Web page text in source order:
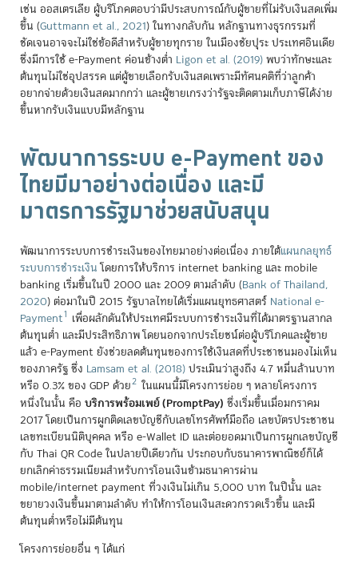
เช่น ออสเตรเลีย ผู้บริโภคตอบว่ามีประสบการณ์กับผู้ขายที่ไม่รับเงินสดเพิ่ม
ขึ้น (Guttmann et al., 2021)ในทางกลับกัน หลักฐานทางธุรกรรมที่
ชัดเจนอาจจะไม่ใช่ข้อดีสำหรับผู้ขายทุกราย ในเมืองชัยปุระ ประเทศอินเดีย
ซึ่งมีการใช้ e-Payment ค่อนข้างต่ำ Ligon et al. (2019)พบว่าทักษะและ
ต้นทุนไม่ใช่อุปสรรค แต่ผู้ขายเลือกรับเงินสดเพราะมีทัศนคติที่ว่าลูกค้า
อยากจ่ายด้วยเงินสดมากกว่า และผู้ขายเกรงว่ารัฐจะติดตามเก็บภาษีได้ง่าย
ขึ้นหากรับเงินแบบมีหลักฐาน
พัฒนาการระบบ e-Payment ของ
ไทยมีมาอย่างต่อเนื่อง และมี
มาตรการรัฐมาช่วยสนับสนุน
พัฒนาการระบบการชำระเงินของไทยมาอย่างต่อเนื่อง ภายใต้แผนกลยุทธ์
ระบบการชำระเงินโดยการให้บริการ internet banking และ mobile
banking เริ่มขึ้นในปี 2000 และ 2009 ตามลำดับ (Bank of Thailand,
2020) ต่อมาในปี 2015 รัฐบาลไทยได้เริ่มแผนยุทธศาสตร์ National e-
Payment1 เพื่อผลักดันให้ประเทศมีระบบการชำระเงินที่ได้มาตรฐานสากล
ต้นทุนต่ำ และมีประสิทธิภาพ โดยนอกจากประโยชน์ต่อผู้บริโภคและผู้ขาย
แล้ว e-Payment ยังช่วยลดต้นทุนของการใช้เงินสดที่ประชาชนมองไม่เห็น
ของภาครัฐ ซึ่ง Lamsam et al. (2018)ประเมินว่าสูงถึง 4.7 หมื่นล้านบาท
หรือ 0.3% ของ GDP ด้วย2 ในแผนนี้มีโครงการย่อย ๆ หลายโครงการ
หนึ่งในนั้น คือ บริการพร้อมเพย์ (PromptPay) ซึ่งเริ่มขึ้นเมื่อมกราคม
2017 โดยเป็นการผูกติดเลขบัญชีกับเลขโทรศัพท์มือถือ เลขบัตรประชาชน
เลขทะเบียนนิติบุคคล หรือ e-Wallet ID และต่อยอดมาเป็นการผูกเลขบัญชี
กับ Thai QR Code ในปลายปีเดียวกัน ประกอบกับธนาคารพาณิชย์ก็ได้
ยกเลิกค่าธรรมเนียมสำหรับการโอนเงินข้ามธนาคารผ่าน
mobile/internet payment ที่วงเงินไม่เกิน 5,000 บาท ในปีนั้น และ
ขยายวงเงินขึ้นมาตามลำดับ ทำให้การโอนเงินสะดวกรวดเร็วขึ้น และมี
ต้นทุนต่ำหรือไม่มีต้นทุน
โครงการย่อยอื่น ๆ ได้แก่